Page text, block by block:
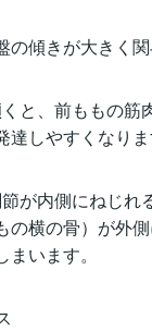
傾きが大きく関
と、前ももの筋
しやすくなりま
が内側にねじれ
の横の骨）が外
います。